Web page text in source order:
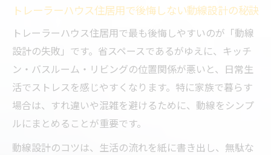
トレーラーハウス住居用で後悔しない動線設計の秘訣
トレーラーハウス住居用で最も後悔しやすいのが「動線
設計の失敗」です。省スペースであるがゆえに、キッチ
ン・バスルーム・リビングの位置関係が悪いと、日常生
活でストレスを感じやすくなります。特に家族で暮らす
場合は、すれ違いや混雑を避けるために、動線をシンプ
ルにまとめることが重要です。
動線設計のコツは、生活の流れを紙に書き出し、無駄な